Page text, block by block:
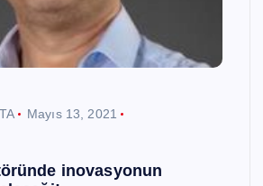
Mayıs 13, 2021
inovasyonun